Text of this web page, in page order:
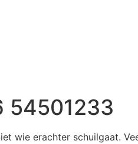
54501233
wie erachter schuilgaat.